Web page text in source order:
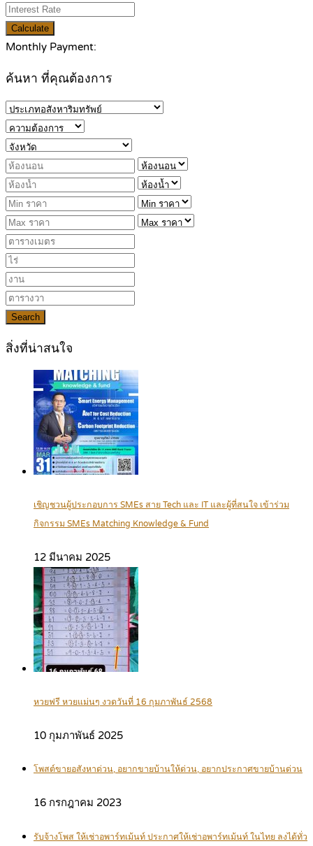
Calculate
Monthly Payment:
ค้นหา ที่คุณต้องการ
Search
สิ่งที่น่าสนใจ
เชิญชวนผู้ประกอบการ SMEs สาย Tech และ IT และผู้ที่สนใจ เข้าร่วม
กิจกรรม SMEs Matching Knowledge & Fund
12 มีนาคม 2025
หวยฟรี หวยแม่นๆ งวดวันที่ 16 กุมภาพันธ์ 2568
10 กุมภาพันธ์ 2025
โพสต์ขายอสังหาด่วน, อยากขายบ้านให้ด่วน, อยากประกาศขายบ้านด่วน
16 กรกฎาคม 2023
รับจ้างโพส ให้เช่าอพาร์ทเม้นท์ ประกาศให้เช่าอพาร์ทเม้นท์ ในไทย ลงได้ทั่ว